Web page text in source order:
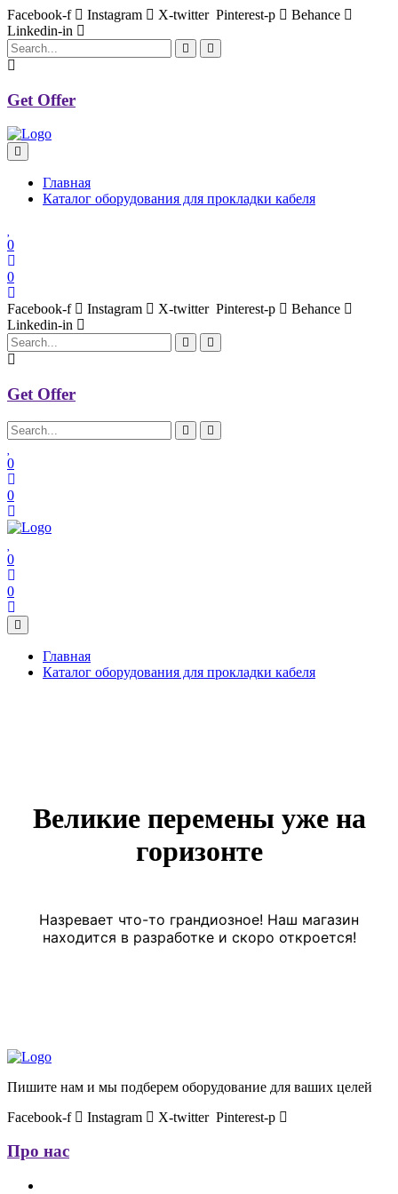
Facebook-f Instagram X-twitter Pinterest-p
Behance
Linkedin-in
Get Offer
Главная
Каталог оборудования для прокладки кабеля
0
0
Facebook-f Instagram X-twitter Pinterest-p
Behance
Linkedin-in
Get Offer
0
0
0
0
Главная
Каталог оборудования для прокладки кабеля
Великие перемены уже на
горизонте
Назревает что-то грандиозное! Наш магазин
находится в разработке и скоро откроется!
Пишите нам и мы подберем оборудование для ваших целей
Facebook-f
Instagram X-twitter Pinterest-p
Про нас